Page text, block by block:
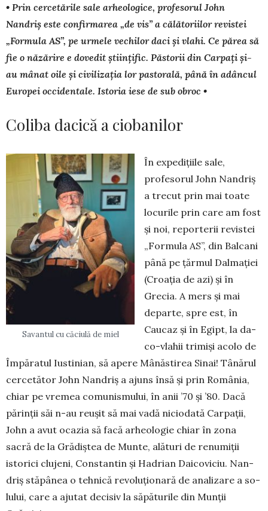
• Prin cercetările sale arheologice, profesorul John
Nandriș este confirmarea „de vis” a călătoriilor revistei
„Formula AS”, pe ur­me­le vechilor daci și vlahi. Ce părea să
fie o năzărire e do­vedit știin­ți­fic. Păstorii din Carpați și-
au mânat oile și civilizația lor pastorală, până în adâncul
Europei oc­cidentale. Istoria iese de sub obroc •
Coliba dacică a ciobanilor
Savantul cu căciulă de miel
În expedițiile sale,
profesorul John Nandriș
a trecut prin mai toate
locurile prin care am fost
și noi, reporterii revistei
„Formula AS”, din Balcani
până pe țărmul Dalmației
(Croația de azi) și în
Grecia. A mers și mai
departe, spre est, în
Caucaz și în Egipt, la da­
co-vlahii trimiși acolo de
Împăratul Iustinian, să ape­re Mânăstirea Sinai! Tânărul
cercetător John Nan­driș a ajuns însă și prin România,
chiar pe vremea co­munismului, în anii ’70 și ’80. Dacă
pă­rinții săi n-au reușit să mai vadă niciodată Carpații,
John a avut oca­zia să facă arheologie chiar în zona
sacră de la Grădiștea de Mun­te, ală­turi de renumiții
isto­rici clujeni, Cons­tantin și Hadrian Dai­coviciu. Nan­
driș stăpânea o teh­nică revolu­ționară de anali­zare a so­
lului, care a ajutat decisiv la săpătu­rile din Mun­ții